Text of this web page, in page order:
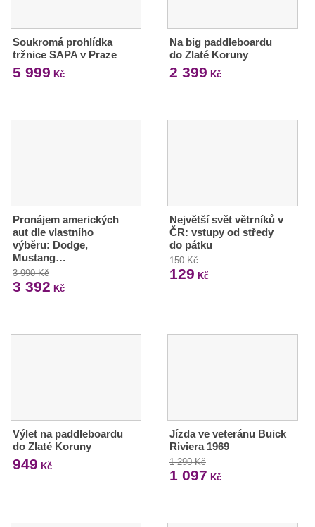
Soukromá prohlídka
tržnice SAPA v Praze
5 999 Kč
Na big paddleboardu
do Zlaté Koruny
2 399 Kč
Pronájem amerických
aut dle vlastního
výběru: Dodge,
Mustang…
3 990 Kč
3 392 Kč
Největší svět větrníků v
ČR: vstupy od středy
do pátku
150 Kč
129 Kč
Výlet na paddleboardu
do Zlaté Koruny
949 Kč
Jízda ve veteránu Buick
Riviera 1969
1 290 Kč
1 097 Kč